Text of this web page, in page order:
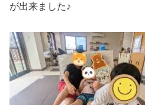
が出来ました♪